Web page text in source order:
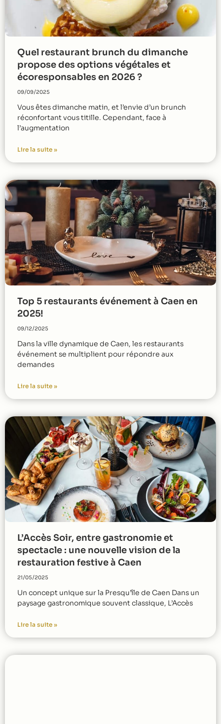
Quel restaurant brunch du dimanche
propose des options végétales et
écoresponsables en 2026 ?
09/09/2025
Vous êtes dimanche matin, et l’envie d’un brunch
réconfortant vous titille. Cependant, face à
l’augmentation
Lire la suite »
Top 5 restaurants événement à Caen en
2025!
09/12/2025
Dans la ville dynamique de Caen, les restaurants
événement se multiplient pour répondre aux
demandes
Lire la suite »
L’Accès Soir, entre gastronomie et
spectacle : une nouvelle vision de la
restauration festive à Caen
21/05/2025
Un concept unique sur la Presqu’île de Caen Dans un
paysage gastronomique souvent classique, L’Accès
Lire la suite »